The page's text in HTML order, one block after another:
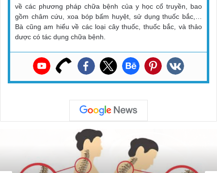
về các phương pháp chữa bệnh của y học cổ truyền, bao
gồm châm cứu, xoa bóp bấm huyệt, sử dụng thuốc bắc,…
Bà cũng am hiểu về các loại cây thuốc, thuốc bắc, và thảo
dược có tác dụng chữa bệnh.